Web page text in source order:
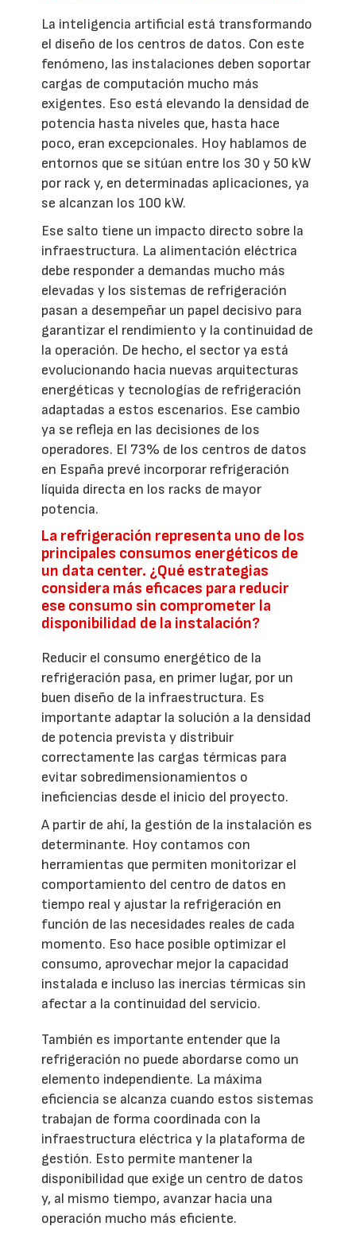
La inteligencia artificial está transformando
el diseño de los centros de datos. Con este
fenómeno, las instalaciones deben soportar
cargas de computación mucho más
exigentes. Eso está elevando la densidad de
potencia hasta niveles que, hasta hace
poco, eran excepcionales. Hoy hablamos de
entornos que se sitúan entre los 30 y 50 kW
por rack y, en determinadas aplicaciones, ya
se alcanzan los 100 kW.
Ese salto tiene un impacto directo sobre la
infraestructura. La alimentación eléctrica
debe responder a demandas mucho más
elevadas y los sistemas de refrigeración
pasan a desempeñar un papel decisivo para
garantizar el rendimiento y la continuidad de
la operación. De hecho, el sector ya está
evolucionando hacia nuevas arquitecturas
energéticas y tecnologías de refrigeración
adaptadas a estos escenarios. Ese cambio
ya se refleja en las decisiones de los
operadores. El 73% de los centros de datos
en España prevé incorporar refrigeración
líquida directa en los racks de mayor
potencia.
La refrigeración representa uno de los
principales consumos energéticos de
un data center. ¿Qué estrategias
considera más eficaces para reducir
ese consumo sin comprometer la
disponibilidad de la instalación?
Reducir el consumo energético de la
refrigeración pasa, en primer lugar, por un
buen diseño de la infraestructura. Es
importante adaptar la solución a la densidad
de potencia prevista y distribuir
correctamente las cargas térmicas para
evitar sobredimensionamientos o
ineficiencias desde el inicio del proyecto.
A partir de ahí, la gestión de la instalación es
determinante. Hoy contamos con
herramientas que permiten monitorizar el
comportamiento del centro de datos en
tiempo real y ajustar la refrigeración en
función de las necesidades reales de cada
momento. Eso hace posible optimizar el
consumo, aprovechar mejor la capacidad
instalada e incluso las inercias térmicas sin
afectar a la continuidad del servicio.
También es importante entender que la
refrigeración no puede abordarse como un
elemento independiente. La máxima
eficiencia se alcanza cuando estos sistemas
trabajan de forma coordinada con la
infraestructura eléctrica y la plataforma de
gestión. Esto permite mantener la
disponibilidad que exige un centro de datos
y, al mismo tiempo, avanzar hacia una
operación mucho más eficiente.